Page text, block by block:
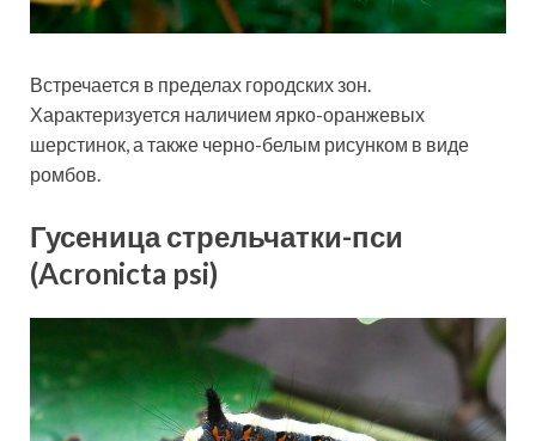
Встречается в пределах городских зон.
Характеризуется наличием ярко-оранжевых
шерстинок, а также черно-белым рисунком в виде
ромбов.
Гусеница стрельчатки-пси
(Acronicta psi)